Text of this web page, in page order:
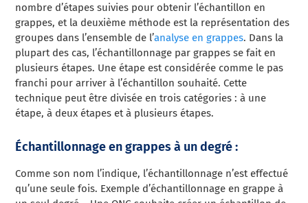
nombre d’étapes suivies pour obtenir l’échantillon en
grappes, et la deuxième méthode est la représentation des
groupes dans l’ensemble de l’analyse en grappes. Dans la
plupart des cas, l’échantillonnage par grappes se fait en
plusieurs étapes. Une étape est considérée comme le pas
franchi pour arriver à l’échantillon souhaité. Cette
technique peut être divisée en trois catégories : à une
étape, à deux étapes et à plusieurs étapes.
Échantillonnage en grappes à un degré :
Comme son nom l’indique, l’échantillonnage n’est effectué
qu’une seule fois. Exemple d’échantillonnage en grappe à